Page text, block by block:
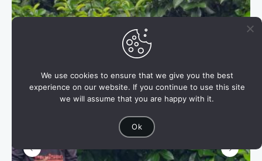
We use cookies to ensure that we give you the best
experience on our website. If you continue to use this site
we will assume that you are happy with it.
Ok